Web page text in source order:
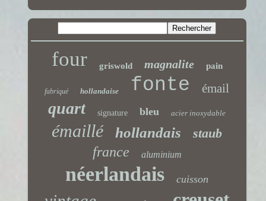
four griswold magnalite pain
fabriqué hollandaise fonte émail
quart signature bleu acier inoxydable
émaillé hollandais staub
france aluminium
néerlandais cuisson